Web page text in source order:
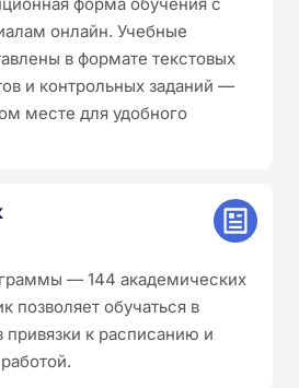
онлайн. Учебные
в формате текстовых
и контрольных заданий —
месте для удобного
— 144 академических
позволяет обучаться в
привязки к расписанию и